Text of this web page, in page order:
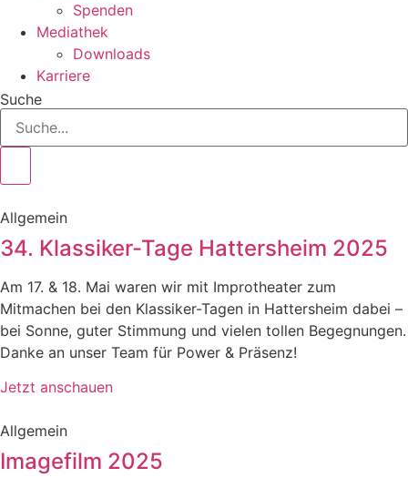
Spenden
Mediathek
Downloads
Karriere
Suche
Allgemein
34. Klassiker-Tage Hattersheim 2025
Am 17. & 18. Mai waren wir mit Improtheater zum
Mitmachen bei den Klassiker-Tagen in Hattersheim dabei –
bei Sonne, guter Stimmung und vielen tollen Begegnungen.
Danke an unser Team für Power & Präsenz!
Jetzt anschauen
Allgemein
Imagefilm 2025